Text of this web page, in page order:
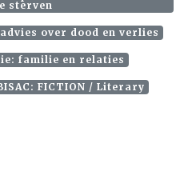
sterven
over dood en verlies
familie en relaties
FICTION / Literary